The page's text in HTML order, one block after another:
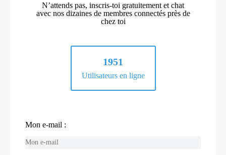
N’attends pas, inscris-toi gratuitement et chat
avec nos dizaines de membres connectés près de
chez toi
1951
Utilisateurs en ligne
Mon e-mail :